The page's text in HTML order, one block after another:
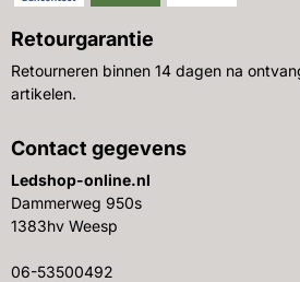
Retourgarantie
Retourneren binnen 14 dagen na
artikelen.
Contact gegevens
Ledshop-online.nl
Dammerweg 950s
1383hv Weesp
06-53500492